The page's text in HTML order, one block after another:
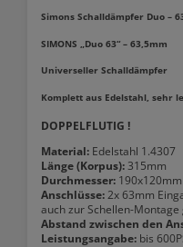
Simons Schalldämpfer Duo –
SIMONS „Duo 63“ – 63,5mm
Universeller Schalldämpfer
Komplett aus Edelstahl, sehr
DOPPELFLUTIG !
Material: Edelstahl 1.4307
Länge (Korpus):315mm
Durchmesser: 190x120mm
Anschlüsse:2x 63mm
auch zur Schellen-Montage
Abstand zwischen den
Leistungsangabe: bis